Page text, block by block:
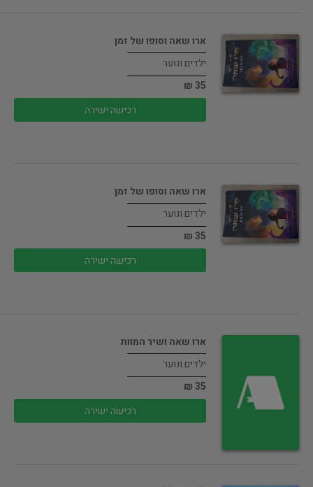
ארו שאה וסופו של זמן
ילדים ונוער
35 ₪
רכישה ישירה
ארו שאה וסופו של זמן
ילדים ונוער
35 ₪
רכישה ישירה
ארו שאה ושיר המוות
ילדים ונוער
35 ₪
רכישה ישירה